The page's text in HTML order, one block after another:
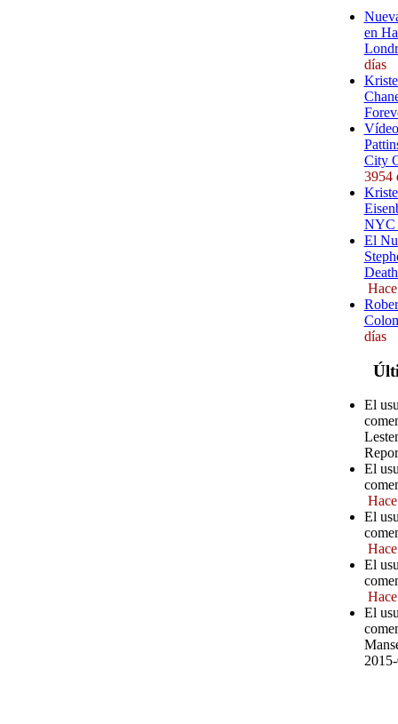
en
días
City
3954
NYC
El
días
El
El
El
El
El